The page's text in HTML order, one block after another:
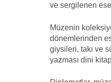
ve sergilenen
Müzenin
dönemlerinden
giysileri, takı ve
yazması dini